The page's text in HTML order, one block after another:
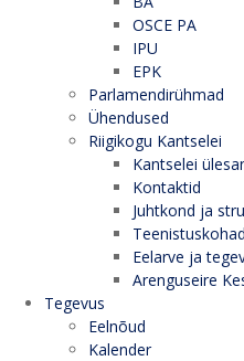
OSCE PA
IPU
EPK
Parlamendirühmad
Ühendused
Riigikogu Kantselei
Kantselei
Kontaktid
Juhtkond ja
Eelarve ja
Arenguseire
Tegevus
Eelnõud
Kalender